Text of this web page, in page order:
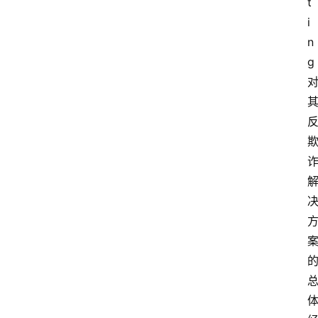
i
n
g
对
其
反
欺
诈
解
决
方
案
的
总
体